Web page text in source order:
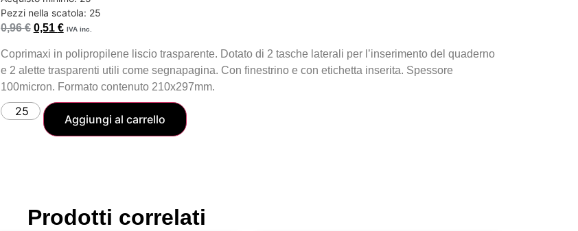
Pezzi nella scatola: 25
0,96€ 0,51 € IVA inc.
Coprimaxi in polipropilene liscio trasparente. Dotato di 2 tasche laterali per l’inserimento del quaderno
e 2 alette trasparenti utili come segnapagina. Con finestrino e con etichetta inserita. Spessore
100micron. Formato contenuto 210x297mm.
Aggiungi al carrello
Prodotti correlati